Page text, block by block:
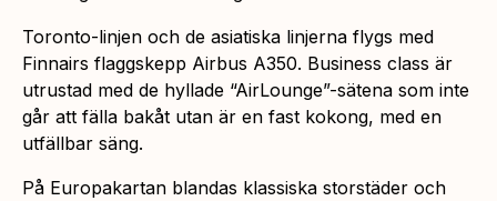
Toronto-linjen och de asiatiska linjerna flygs med
Finnairs flaggskepp Airbus A350. Business class är
utrustad med de hyllade “AirLounge”-sätena som inte
går att fälla bakåt utan är en fast kokong, med en
utfällbar säng.
På Europakartan blandas klassiska storstäder och